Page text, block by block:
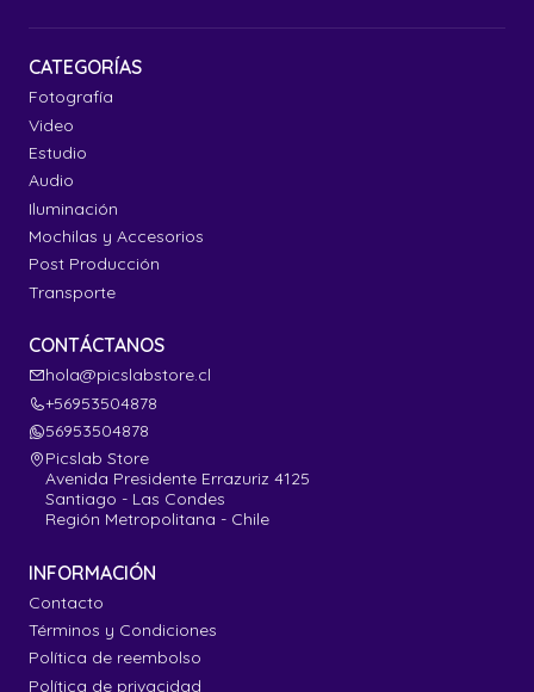
CATEGORÍAS
Fotografía
Video
Estudio
Audio
Iluminación
Mochilas y Accesorios
Post Producción
Transporte
CONTÁCTANOS
hola@picslabstore.cl
+56953504878
56953504878
Picslab Store
Avenida Presidente Errazuriz 4125
Santiago - Las Condes
Región Metropolitana - Chile
INFORMACIÓN
Contacto
Términos y Condiciones
Política de reembolso
Política de privacidad